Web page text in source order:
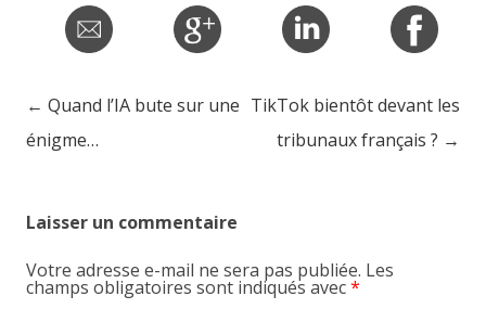
Post navigation
← Quand l’IA bute sur une
énigme…
TikTok bientôt devant les
tribunaux français ? →
Laisser un commentaire
Votre adresse e-mail ne sera pas publiée. Les
champs obligatoires sont indiqués avec*